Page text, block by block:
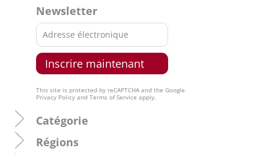
Newsletter
This site is protected by reCAPTCHA and the Google
Privacy Policy and Terms of Service apply.
Catégorie
Régions